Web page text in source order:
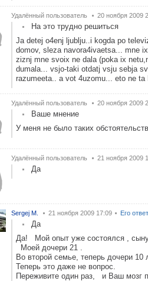
Удалённый пользователь 20 ноября 2009
На это трудно решиться
Ja detej o4enj ljublju..i kogda po
domov, sleza navora4ivaetsa... mne
ziznj mne svoix ne dala (poka ix
dumala... vsjo-taki otdatj vsju sebja
razumeeta.. a vot 4uzomu... eto ne
Удалённый пользователь 20 ноября 2009
Ваше мнение
У меня не было таких
Удалённый пользователь 21 ноября 2009
Да
Sergej M. 21 ноября 2009 17:09 Его
Да
Да! Мой опыт уже состоялся ,
Моей дочери 21 .
Во второй семье, теперь дочери
Теперь это даже не вопрос.
Переживите один раз, и Ваш мозг